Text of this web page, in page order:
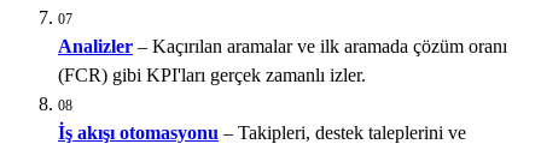
07
Analizler – Kaçırılan aramalar ve ilk aramada çözüm oranı
(FCR) gibi KPI'ları gerçek zamanlı izler.
08
İş akışı otomasyonu – Takipleri, destek taleplerini ve